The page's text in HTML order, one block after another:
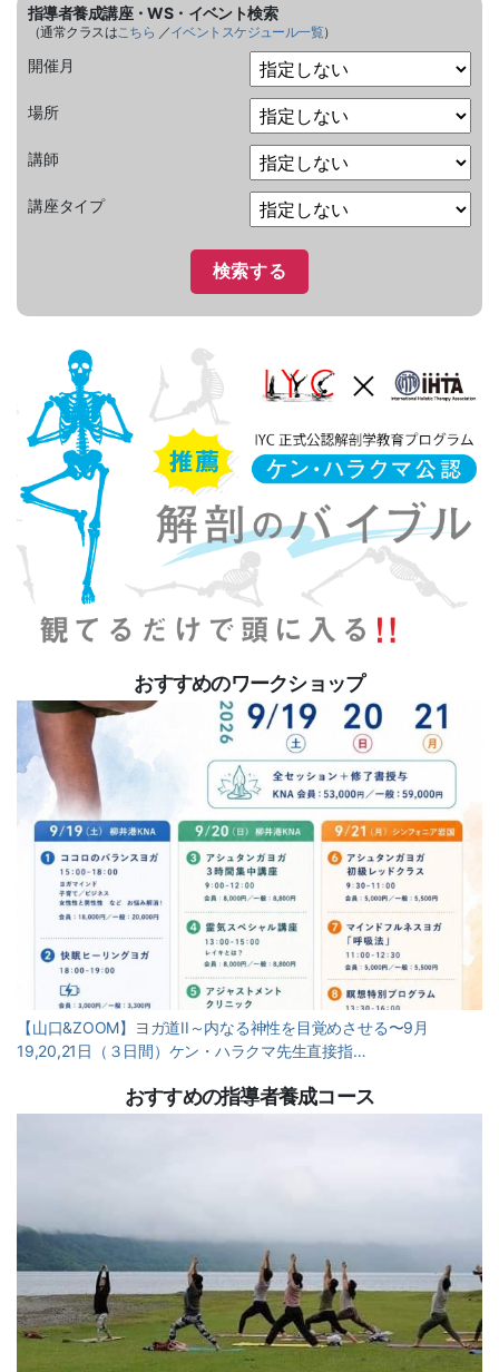
指導者養成講座・WS・イベント検索
（通常クラスはこちら ／イベントスケジュール一覧）
開催月
場所
講師
講座タイプ
おすすめのワークショップ
【山口&ZOOM】ヨガ道II～内なる神性を目覚めさせる〜9月
19,20,21日（３日間）ケン・ハラクマ先生直接指…
おすすめの指導者養成コース